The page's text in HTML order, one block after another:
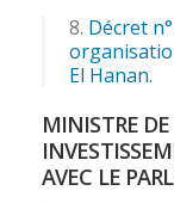
Décret
El Hanan.
MINISTRE
AVEC LE